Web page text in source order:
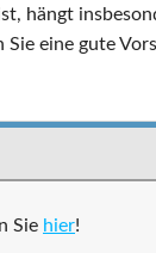
hängt
eine gute
Sie hier!